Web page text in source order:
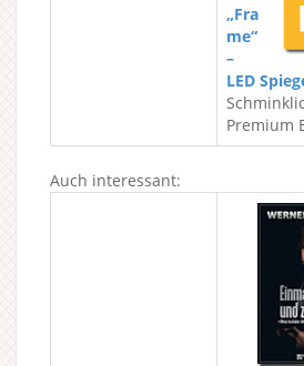
„Fra
me“
–
LED
Premium
Auch interessant: